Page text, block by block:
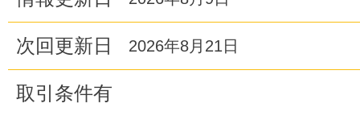
次回更新日 2026年8月21日
取引条件有